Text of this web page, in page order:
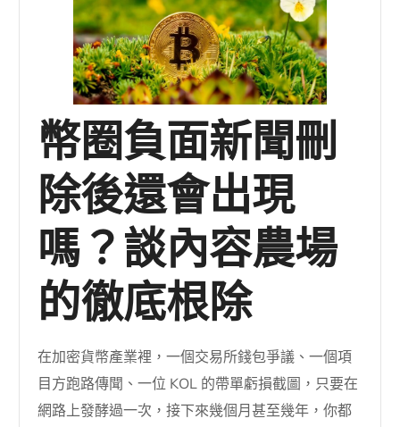
幣圈負面新聞刪
除後還會出現
嗎？談內容農場
的徹底根除
在加密貨幣產業裡，一個交易所錢包爭議、一個項
目方跑路傳聞、一位 KOL 的帶單虧損截圖，只要在
網路上發酵過一次，接下來幾個月甚至幾年，你都